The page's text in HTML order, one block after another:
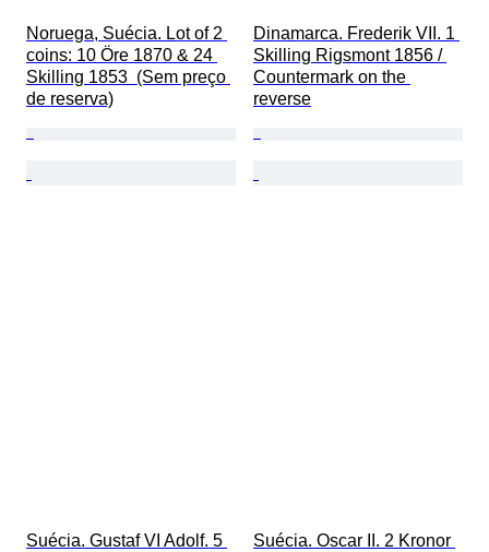
Noruega, Suécia. Lot of 2
coins: 10 Öre 1870 & 24
Skilling 1853  (Sem preço
de reserva)
Dinamarca. Frederik VII. 1
Skilling Rigsmont 1856 /
Countermark on the
reverse
Suécia. Gustaf VI Adolf. 5
Suécia. Oscar II. 2 Kronor